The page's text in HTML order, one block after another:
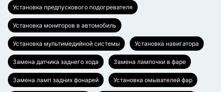
Установка предпускового подогревателя
Установка мониторов в автомобиль
Установка мультимедийной системы Установка навигатора
Замена датчика заднего хода Замена лампочки в фаре
Замена ламп задних фонарей Установка омывателей фар